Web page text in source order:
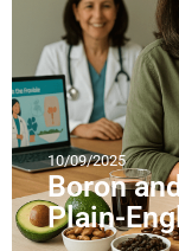
10/09/2025
Boron
Plain-